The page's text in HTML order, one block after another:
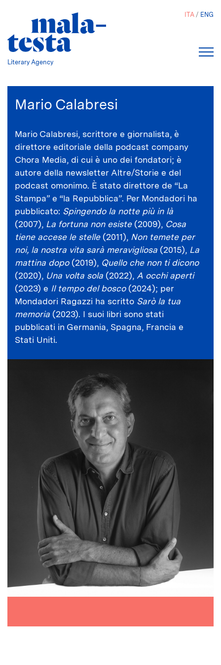
Literary Agency
ITA ENG
Mario Calabresi
Mario Calabresi, scrittore e giornalista, è
direttore editoriale della podcast company
Chora Media, di cui è uno dei fondatori; è
autore della newsletter Altre/Storie e del
podcast omonimo. È stato direttore de “La
Stampa” e “la Repubblica”. Per Mondadori ha
pubblicato: Spingendo la notte più in là
(2007), La fortuna non esiste(2009), Cosa
tiene accese le stelle(2011), Non temete per
noi, la nostra vita sarà meravigliosa (2015), La
mattina dopo(2019), Quello che non ti dicono
(2020), Una volta sola (2022), A occhi aperti
(2023) e Il tempo del bosco(2024); per
Mondadori Ragazzi ha scritto Sarò la tua
memoria (2023). I suoi libri sono stati
pubblicati in Germania, Spagna, Francia e
Stati Uniti.